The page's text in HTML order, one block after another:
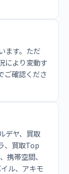
ます。ただ
により変動す
ご確認くださ
デヤ、買取
、買取Top
携帯空間、
ル、アキモ